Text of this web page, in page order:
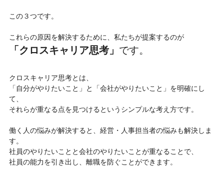
この３つです。
これらの原因を解決するために、私たちが提案するのが
「クロスキャリア思考」 です。
クロスキャリア思考とは、
「自分がやりたいこと」と「会社がやりたいこと」を明確にし
て、
それらが重なる点を見つけるというシンプルな考え方です。
働く人の悩みが解決すると、経営・人事担当者の悩みも解決しま
す。
社員のやりたいことと会社のやりたいことが重なることで、
社員の能力を引き出し、離職を防ぐことができます。